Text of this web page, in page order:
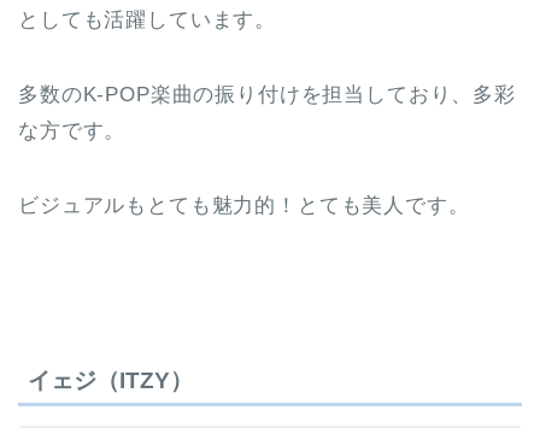
としても活躍しています。
多数のK-POP楽曲の振り付けを担当しており、多彩
な方です。
ビジュアルもとても魅力的！とても美人です。
イェジ（ITZY）